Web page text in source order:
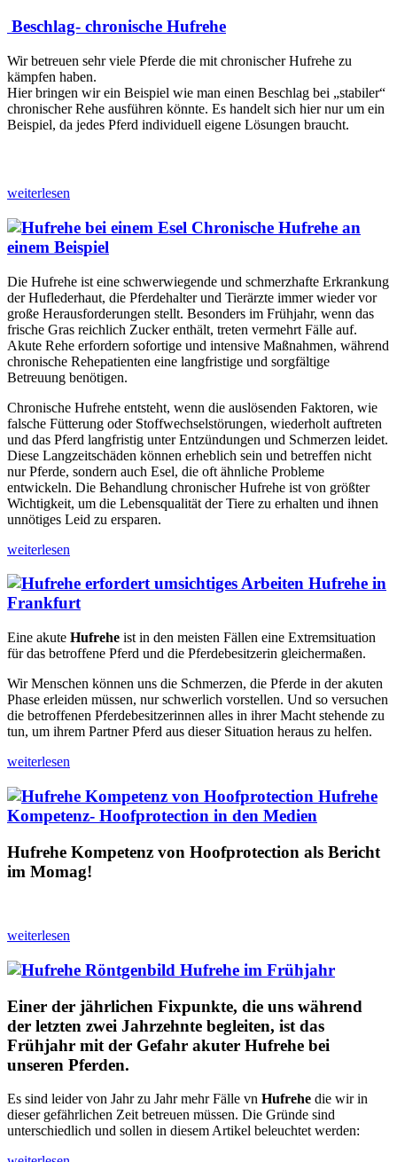
Beschlag- chronische Hufrehe
Wir betreuen sehr viele Pferde die mit chronischer Hufrehe zu
kämpfen haben.
Hier bringen wir ein Beispiel wie man einen Beschlag bei „stabiler“
chronischer Rehe ausführen könnte. Es handelt sich hier nur um ein
Beispiel, da jedes Pferd individuell eigene Lösungen braucht.
weiterlesen
Chronische Hufrehe an
einem Beispiel
Die Hufrehe ist eine schwerwiegende und schmerzhafte Erkrankung
der Huflederhaut, die Pferdehalter und Tierärzte immer wieder vor
große Herausforderungen stellt. Besonders im Frühjahr, wenn das
frische Gras reichlich Zucker enthält, treten vermehrt Fälle auf.
Akute Rehe erfordern sofortige und intensive Maßnahmen, während
chronische Rehepatienten eine langfristige und sorgfältige
Betreuung benötigen.
Chronische Hufrehe entsteht, wenn die auslösenden Faktoren, wie
falsche Fütterung oder Stoffwechselstörungen, wiederholt auftreten
und das Pferd langfristig unter Entzündungen und Schmerzen leidet.
Diese Langzeitschäden können erheblich sein und betreffen nicht
nur Pferde, sondern auch Esel, die oft ähnliche Probleme
entwickeln. Die Behandlung chronischer Hufrehe ist von größter
Wichtigkeit, um die Lebensqualität der Tiere zu erhalten und ihnen
unnötiges Leid zu ersparen.
weiterlesen
Hufrehe in
Frankfurt
Eine akute Hufrehe ist in den meisten Fällen eine Extremsituation
für das betroffene Pferd und die Pferdebesitzerin gleichermaßen.
Wir Menschen können uns die Schmerzen, die Pferde in der akuten
Phase erleiden müssen, nur schwerlich vorstellen. Und so versuchen
die betroffenen Pferdebesitzerinnen alles in ihrer Macht stehende zu
tun, um ihrem Partner Pferd aus dieser Situation heraus zu helfen.
weiterlesen
Hufrehe
Kompetenz- Hoofprotection in den Medien
Hufrehe Kompetenz von Hoofprotection als Bericht
im Momag!
weiterlesen
Hufrehe im Frühjahr
Einer der jährlichen Fixpunkte, die uns während
der letzten zwei Jahrzehnte begleiten, ist das
Frühjahr mit der Gefahr akuter Hufrehe bei
unseren Pferden.
Es sind leider von Jahr zu Jahr mehr Fälle vn Hufrehe die wir in
dieser gefährlichen Zeit betreuen müssen. Die Gründe sind
unterschiedlich und sollen in diesem Artikel beleuchtet werden: